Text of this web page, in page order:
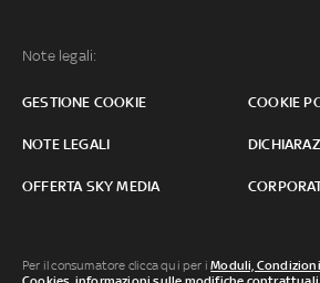
Note legali:
GESTIONE COOKIE COOKIE
NOTE LEGALI
OFFERTA SKY MEDIA
Per il consumatore clicca qui per iModuli,